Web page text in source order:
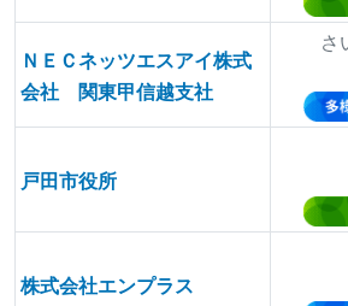
ＮＥＣネッツエスアイ株式
会社 関東甲信越支社
さ
戸田市役所
株式会社エンプラス